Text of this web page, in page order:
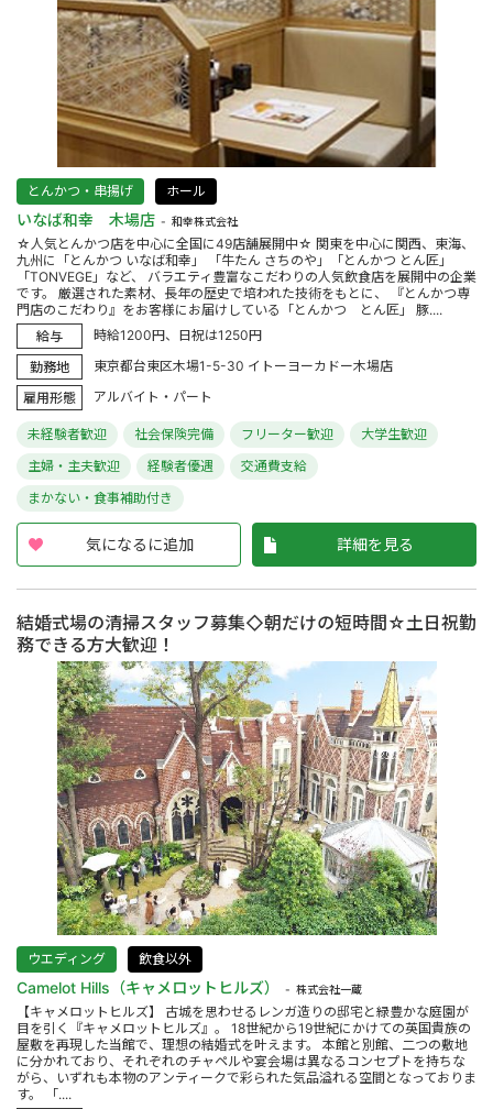
とんかつ・串揚げ ホール
いなば和幸 木場店 和幸株式会社
☆人気とんかつ店を中心に全国に49店舗展開中☆ 関東を中心に関西、東海、
九州に「とんかつ いなば和幸」 「牛たん さちのや」「とんかつ とん匠」
「TONVEGE」など、 バラエティ豊富なこだわりの人気飲食店を展開中の企業
です。 厳選された素材、長年の歴史で培われた技術をもとに、 『とんかつ専
門店のこだわり』をお客様にお届けしている「とんかつ とん匠」 豚....
給与
時給1200円、日祝は1250円
勤務地
東京都台東区木場1-5-30 イトーヨーカドー木場店
雇用形態
アルバイト・パート
未経験者歓迎 社会保険完備 フリーター歓迎
大学生歓迎
主婦・主夫歓迎
経験者優遇
交通費支給
まかない・食事補助付き
気になるに追加 詳細を見る
結婚式場の清掃スタッフ募集◇朝だけの短時間☆土日祝勤
務できる方大歓迎！
ウエディング 飲食以外
Camelot Hills（キャメロットヒルズ） 株式会社一蔵
【キャメロットヒルズ】 古城を思わせるレンガ造りの邸宅と緑豊かな庭園が
目を引く『キャメロットヒルズ』。 18世紀から19世紀にかけての英国貴族の
屋敷を再現した当館で、理想の結婚式を叶えます。 本館と別館、二つの敷地
に分かれており、それぞれのチャペルや宴会場は異なるコンセプトを持ちな
がら、いずれも本物のアンティークで彩られた気品溢れる空間となっておりま
す。 「....